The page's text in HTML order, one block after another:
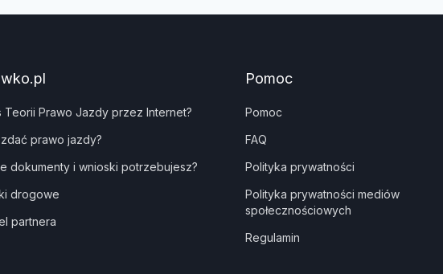
Teorii Prawo Jazdy przez Internet?
prawo jazdy?
dokumenty i wnioski potrzebujesz?
drogowe
partnera
Pomoc
Pomoc
FAQ
Polityka prywatności
Polityka prywatności mediów
społecznościowych
Regulamin